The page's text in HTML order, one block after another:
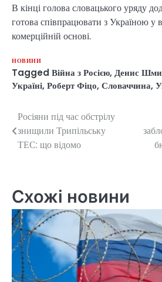
В кінці голова словацького уряду
готова співпрацювати з Україною у
комерційній основі.
НОВИНИ
Tagged Війна з Росією, Денис
Україні, Роберт Фіцо, Словаччина,
Навігація
записів
Росіяни під час обстрілу
знищили Трипільську
ТЕС: що відомо
Схожі новини